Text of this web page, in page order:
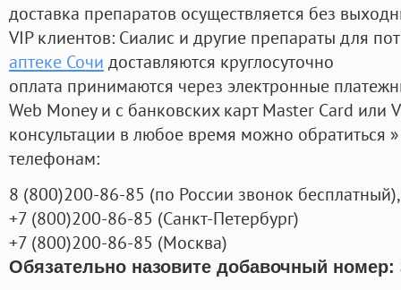
доставка препаратов осуществляется без
VIP клиентов: Сиалис и другие препараты для
аптеке Сочи доставляются круглосуточно
оплата принимаются через электронные
Web Money и с банковских карт Master Card или
консультации в любое время можно обратиться
телефонам:
8 (800)200-86-85 (по России звонок бесплатный),
+7 (800)200-86-85 (Санкт-Петербург)
+7 (800)200-86-85 (Москва)
Обязательно назовите добавочный номер: